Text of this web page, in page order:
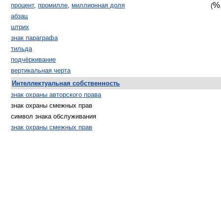
процент, промилле, миллионная доля (
абзац
штрих
знак параграфа
тильда
подчёркивание
вертикальная черта
Интеллектуальная собственность
знак охраны авторского права
знак охраны смежных прав
символ знака обслуживания
знак охраны смежных прав